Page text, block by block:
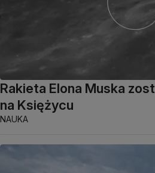
Rakieta Elona Muska
na Księżycu
NAUKA